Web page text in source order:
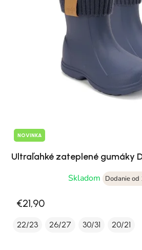
NOVINKA
Ultraľahké zateplené gumáky
Skladom
Dodanie od
€21,90
22/23 26/27 30/31 20/21